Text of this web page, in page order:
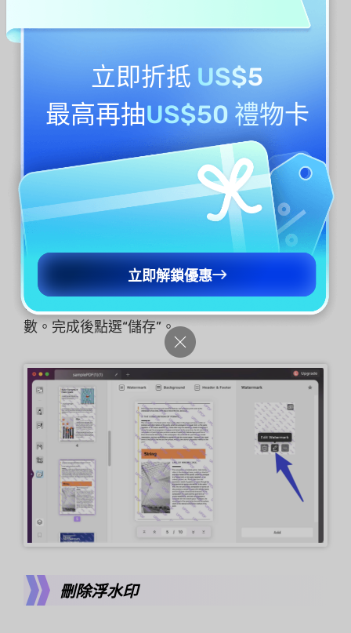
v=95CNESXwgBk%3Fversion%3D3%26rel%3D1%26
showsearch%3D0%26showinfo%3D1%26iv_load_p
olicy%3D1%26fs%3D1%26hl%3Den-
NZ%26autohide%3D2%26wmode%3Dtransparent
編輯浮水印
若要編輯浮水印，請在右側欄中找到已建立的浮
水印。將遊標停留在浮水印上，然後按一下「
編
輯浮水印」圖示。
在右側欄開啟編輯面板後，設定所有要編輯的參
數。完成後點選“儲存”。
刪除浮水印
立即折抵 US$5
最高再抽US$50 禮物卡
立即解鎖優惠